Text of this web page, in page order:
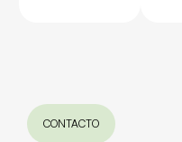
CONTACTO